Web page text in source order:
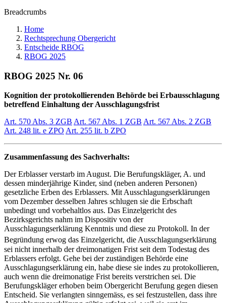
Breadcrumbs
Home
Rechtsprechung Obergericht
Entscheide RBOG
RBOG 2025
RBOG 2025 Nr. 06
Kognition der protokollierenden Behörde bei Erbausschlagung
betreffend Einhaltung der Ausschlagungsfrist
Art. 570 Abs. 3 ZGB Art. 567 Abs. 1 ZGB Art. 567 Abs. 2 ZGB
Art. 248 lit. e ZPO Art. 255 lit. b ZPO
Zusammenfassung des Sachverhalts:
Der Erblasser verstarb im August. Die Berufungskläger, A. und
dessen minderjährige Kinder, sind (neben anderen Personen)
gesetzliche Erben des Erblassers. Mit Ausschlagungserklärungen
vom Dezember desselben Jahres schlugen sie die Erbschaft
unbedingt und vorbehaltlos aus. Das Einzelgericht des
Bezirksgerichts nahm im Dispositiv von der
Ausschlagungserklärung Kenntnis und diese zu Protokoll. In der
Begründung erwog das Einzelgericht, die Ausschlagungserklärung
sei nicht innerhalb der dreimonatigen Frist seit dem Todestag des
Erblassers erfolgt. Gehe bei der zuständigen Behörde eine
Ausschlagungserklärung ein, habe diese sie indes zu protokollieren,
auch wenn die dreimonatige Frist bereits verstrichen sei. Die
Berufungskläger erhoben beim Obergericht Berufung gegen diesen
Entscheid. Sie verlangten sinngemäss, es sei festzustellen, dass ihre